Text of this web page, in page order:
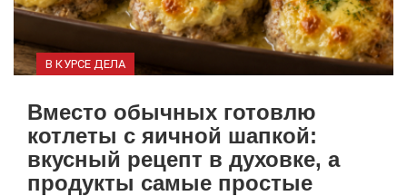
В КУРСЕ ДЕЛА
Вместо обычных готовлю
котлеты с яичной шапкой:
вкусный рецепт в духовке, а
продукты самые простые